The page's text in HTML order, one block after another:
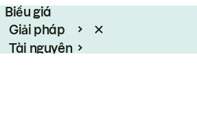
Biểu giá
Giải pháp
Tài nguyên